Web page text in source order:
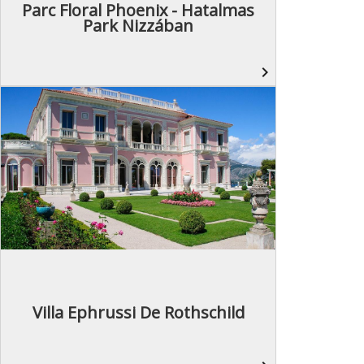
Parc Floral Phoenix - Hatalmas
Park Nizzában
navigate_next
Villa Ephrussi De Rothschild